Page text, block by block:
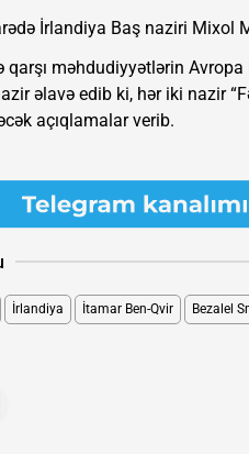
İrlandiya Baş naziri Mixol
qarşı məhdudiyyətlərin
əlavə edib ki, hər iki nazir
açıqlamalar verib.
İrlandiya İtamar Ben-Qvir Bezalel